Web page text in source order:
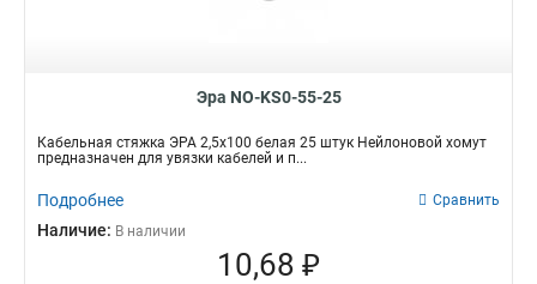
Эра NO-KS0-55-25
Кабельная стяжка ЭРА 2,5х100 белая 25 штук Нейлоновой хомут
предназначен для увязки кабелей и п...
Подробнее Сравнить
Наличие: В наличии
10,68 ₽